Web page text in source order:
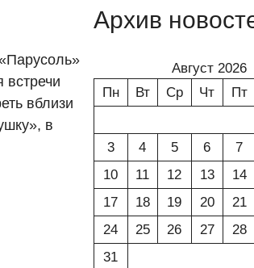
вблизи
в
Архив
Август 2026
Пн
Вт Ср Чт Пт
3
4 5 6 7
10
11 12 13 14
17
18 19 20 21
24
25 26 27 28
31